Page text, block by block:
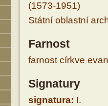
(1573-1951)
Státní oblastní
Farnost
farnost církve
Signatury
signatura: I.